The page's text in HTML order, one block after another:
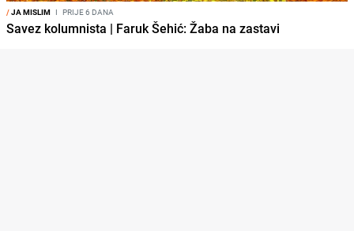
/JA MISLIM I PRIJE 6 DANA
Savez kolumnista | Faruk Šehić: Žaba na zastavi